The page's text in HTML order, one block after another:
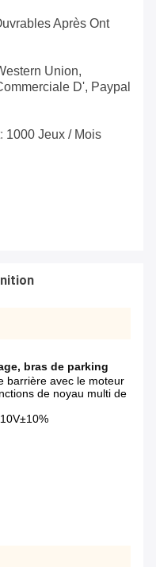
Après Ont
Union,
D', Paypal
1000 Jeux / Mois
, bras de parking
barrière avec le moteur
de noyau multi de